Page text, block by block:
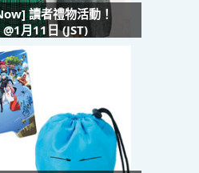
讀者禮物活動！
月11日 (JST)